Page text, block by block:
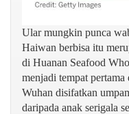
Ular mungkin punca
Haiwan berbisa itu
di Huanan Seafood
menjadi tempat
Wuhan disifatkan
daripada anak serigala